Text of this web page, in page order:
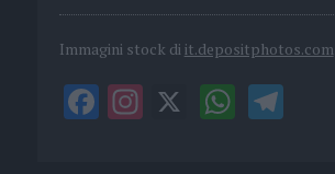
Immagini stock di it.depositphotos.com